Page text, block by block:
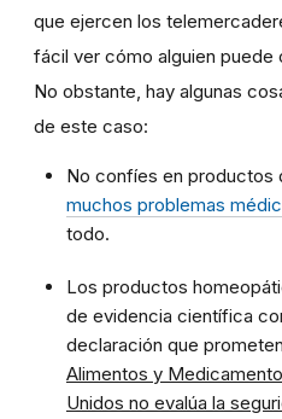
que ejercen los
fácil ver cómo alguien puede
No obstante, hay algunas
de este caso:
No confíes en productos
muchos problemas
todo.
Los productos
de evidencia científica
declaración que
Alimentos y
Unidos no evalúa la